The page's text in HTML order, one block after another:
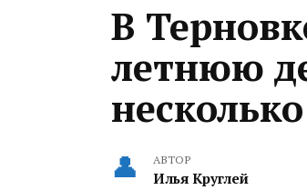
В
летнюю
АВТОР
Илья Круглей